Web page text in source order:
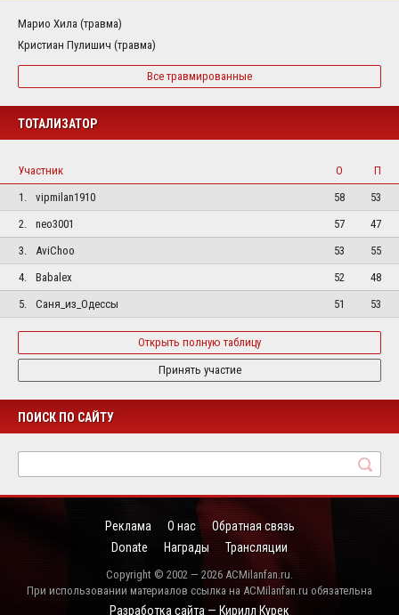
Марио Хила (травма)
Кристиан Пулишич (травма)
Все травмированные
ТОТАЛИЗАТОР
Участник О
П
1.
vipmilan1910 58
53
2.
neo3001 57
47
3.
AviChoo 53
55
4.
Babalex 52
48
5.
Саня_из_Одессы 51 53
Открыть полную таблицу
Принять участие
ПОИСК ПО САЙТУ
Реклама О нас
Обратная связь
Donate
Награды Трансляции
Copyright © 2002 — 2026 ACMilanfan.ru.
При использовании материалов ссылка на ACMilanfan.ru обязательна
Разработка сайта — Кирилл Курек